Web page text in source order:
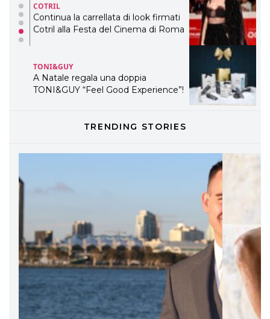
COTRIL
Continua la carrellata di look firmati
Cotril alla Festa del Cinema di Roma
TONI&GUY
A Natale regala una doppia
TONI&GUY “Feel Good Experience”!
LABEL.M lancia la sua innovativa ed
professionali
TRENDING STORIES